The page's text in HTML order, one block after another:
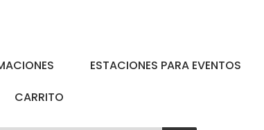
ESTACIONES PARA EVENTOS
CARRITO